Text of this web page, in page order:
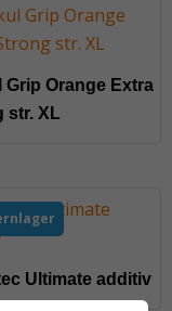
Grip Orange Extra
str. XL
Ultimate additiv